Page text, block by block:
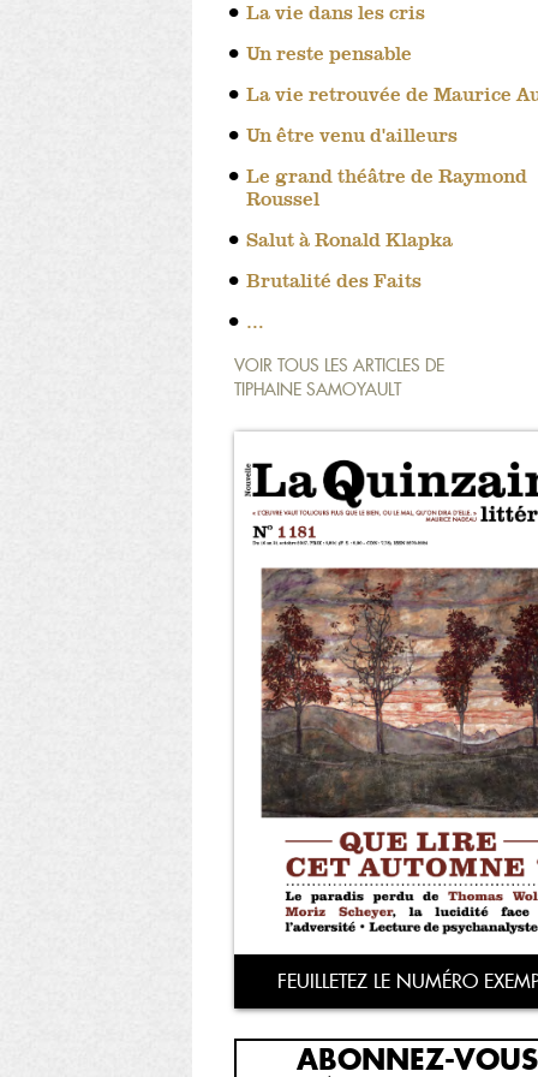
La vie dans les cris
Un reste pensable
La vie retrouvée de Maurice
Un être venu d'ailleurs
Le grand théâtre de Raymond
Roussel
Salut à Ronald Klapka
Brutalité des Faits
…
VOIR TOUS LES ARTICLES DE
TIPHAINE SAMOYAULT
FEUILLETEZ LE NUMÉRO
ABONNEZ-VOUS